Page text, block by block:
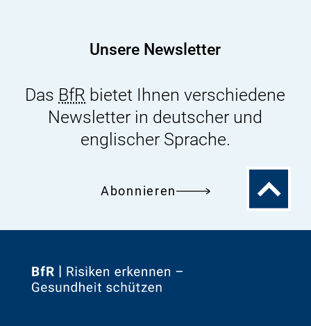
citrifolia
Unsere Newsletter
Das BfR bietet Ihnen verschiedene
Newsletter in deutscher und
englischer Sprache.
Abonnieren
Zum
Zur